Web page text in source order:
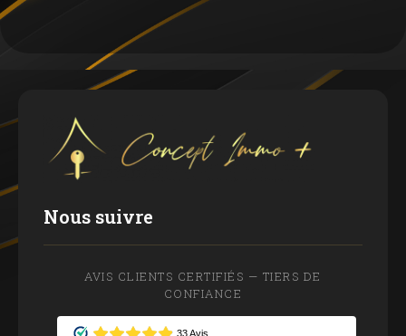
Nous suivre
AVIS CLIENTS CERTIFIÉS — TIERS DE
CONFIANCE